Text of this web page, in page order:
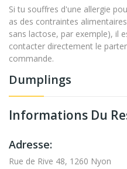
Dumplings
Informations Du
Adresse:
Rue de Rive 48, 1260 Nyon
Si tu souffres d'une allergie
as des contraintes
sans lactose, par exemple), il
contacter directement le
commande.